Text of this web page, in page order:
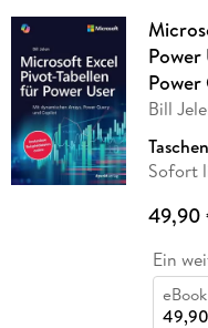
Bill
Sofort
49,90
Ein